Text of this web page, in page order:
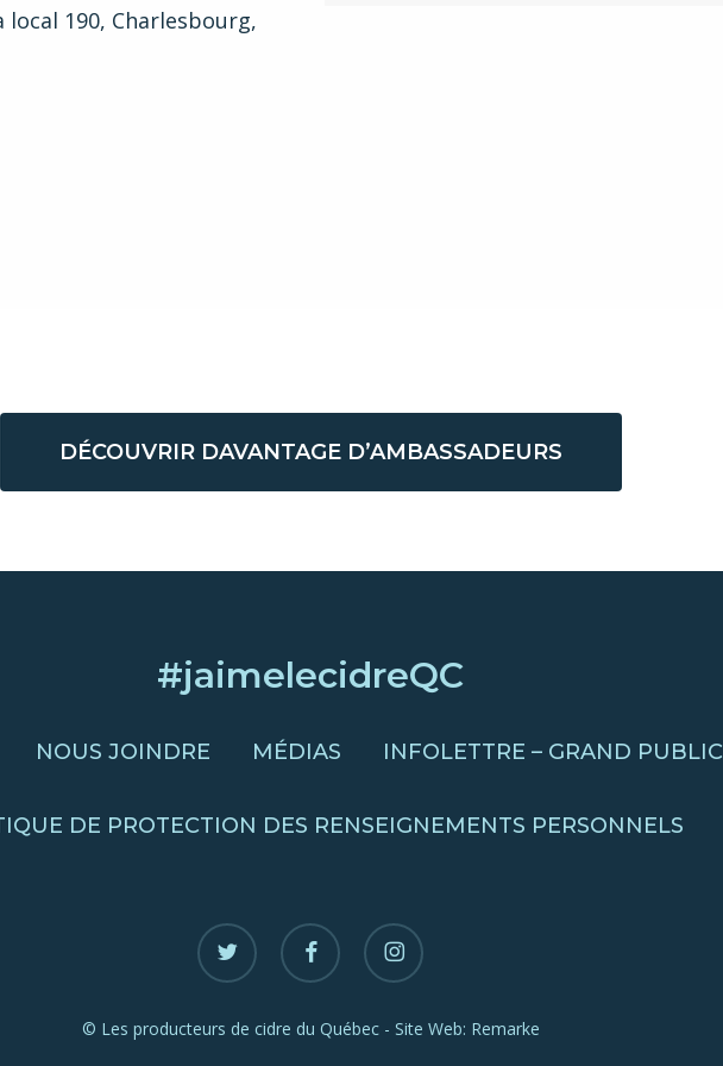
local 190, Charlesbourg,
DÉCOUVRIR DAVANTAGE D’AMBASSADEURS
#jaimelecidreQC
NOUS JOINDRE MÉDIAS INFOLETTRE – GRAND PUBLIC
DE PROTECTION DES RENSEIGNEMENTS PERSONNELS
twitter facebook instagram
© Les producteurs de cidre du Québec - Site Web: Remarke